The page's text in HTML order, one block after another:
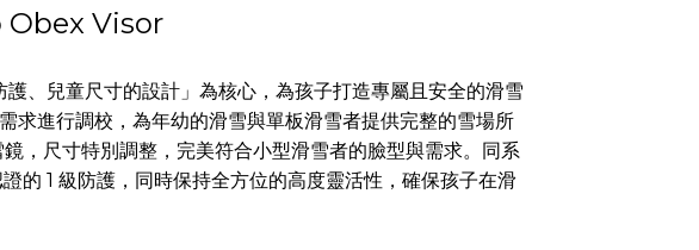
Obex Visor
、兒童尺寸的設計」為核心，為孩子打造專屬且安全的滑雪
進行調校，為年幼的滑雪與單板滑雪者提供完整的雪場所
尺寸特別調整，完美符合小型滑雪者的臉型與需求。同系
1 級防護，同時保持全方位的高度靈活性，確保孩子在滑